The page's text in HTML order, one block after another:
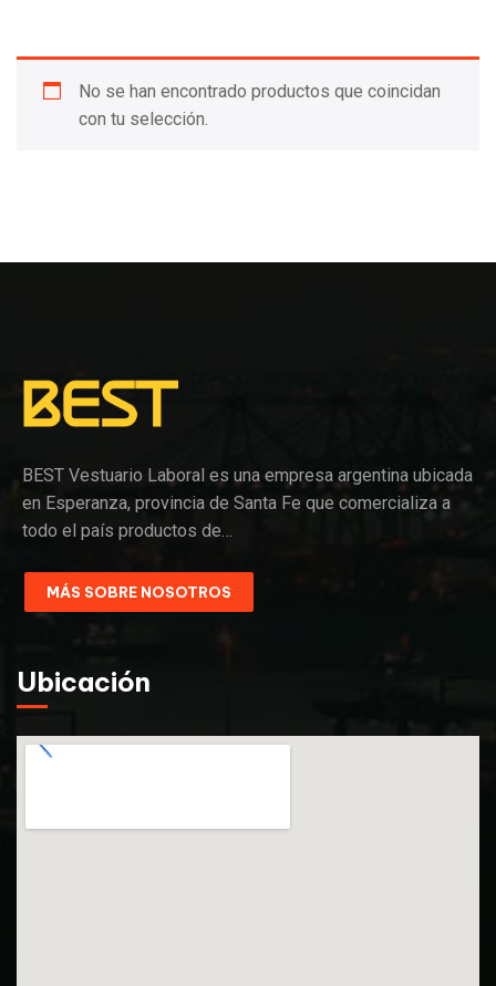
No se han encontrado productos que coincidan
con tu selección.
BEST Vestuario Laboral es una empresa argentina ubicada
en Esperanza, provincia de Santa Fe que comercializa a
todo el país productos de…
MÁS SOBRE NOSOTROS
Ubicación